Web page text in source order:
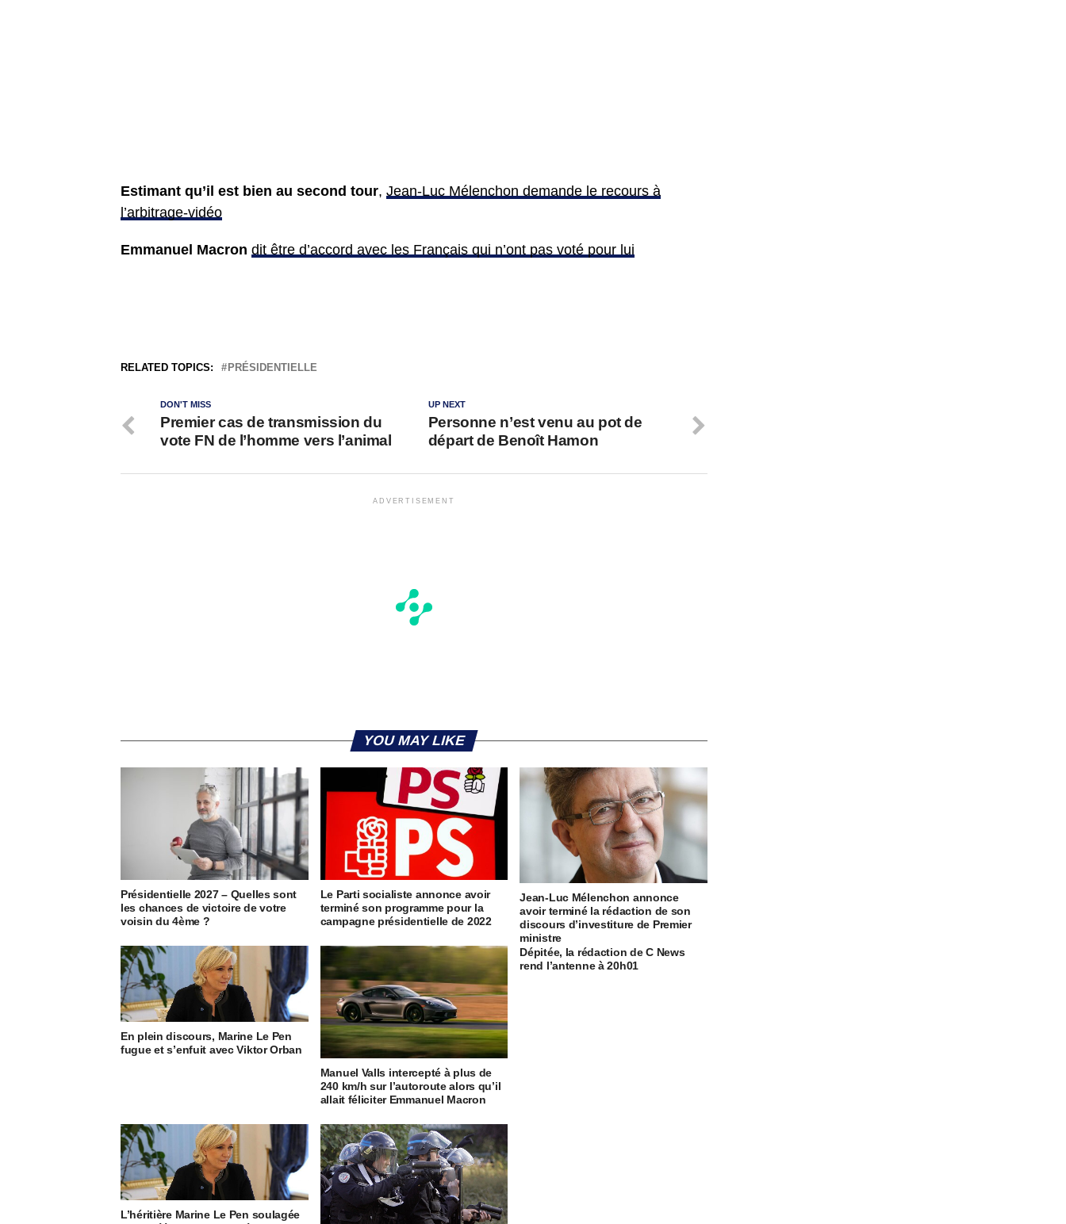
Estimant qu’il est bien au second tour, Jean-Luc Mélenchon demande le recours à
l’arbitrage-vidéo
Emmanuel Macron dit être d’accord avec les Français qui n’ont pas voté pour lui
RELATED TOPICS: PRÉSIDENTIELLE
UP NEXT
Personne n’est venu au pot de
départ de Benoît Hamon
DON'T MISS
Premier cas de transmission du
vote FN de l’homme vers l’animal
ADVERTISEMENT
YOU MAY LIKE
Présidentielle 2027 – Quelles sont
les chances de victoire de votre
voisin du 4ème ?
Le Parti socialiste annonce avoir
terminé son programme pour la
campagne présidentielle de 2022
Jean-Luc Mélenchon annonce
avoir terminé la rédaction de son
discours d’investiture de Premier
ministre
En plein discours, Marine Le Pen
fugue et s’enfuit avec Viktor Orban
Manuel Valls intercepté à plus de
240 km/h sur l’autoroute alors qu’il
allait féliciter Emmanuel Macron
Dépitée, la rédaction de C News
rend l’antenne à 20h01
L’héritière Marine Le Pen soulagée